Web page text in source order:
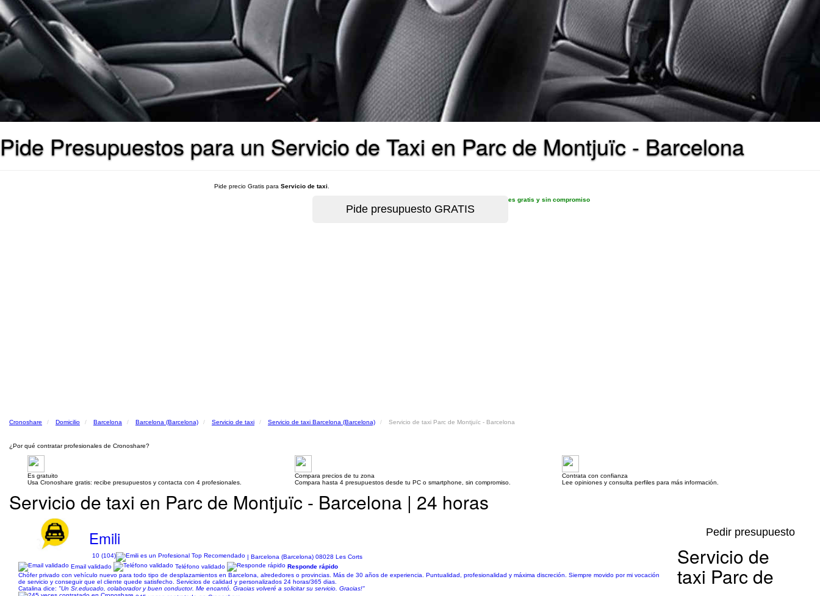
Pide Presupuestos para un Servicio de Taxi en Parc de Montjuïc - Barcelona
Pide precio Gratis para Servicio de taxi
es gratis y sin compromiso
Cronoshare Domicilio Barcelona Barcelona (Barcelona) Servicio de taxi Servicio de taxi Barcelona (Barcelona) Servicio de taxi Parc de Montjuïc - Barcelona
¿Por qué contratar profesionales de Cronoshare?
Es gratuito
Usa Cronoshare gratis: recibe presupuestos y contacta con 4 profesionales.
Compara precios de tu zona
Compara hasta 4 presupuestos desde tu PC o smartphone, sin compromiso.
Contrata con confianza
Lee opiniones y consulta perfiles para más información.
Servicio de taxi en Parc de Montjuïc - Barcelona | 24 horas
Emili
10 (104)
| Barcelona (Barcelona) 08028 Les Corts
Email validado
Teléfono validado
Responde rápido
Chófer privado con vehículo nuevo para todo tipo de desplazamientos en Barcelona, alrededores o provincias. Más de 30 años de experiencia. Puntualidad, profesionalidad y máxima discreción. Siempre movido por mi vocación
de servicio y conseguir que el cliente quede satisfecho. Servicios de calidad y personalizados 24 horas/365 dias.
Catalina dice: "Un Sr.educado, colaborador y buen conductor. Me encantó. Gracias volveré a solicitar su servicio. Gracias!"
Pedir presupuesto
Servicio de
taxi Parc de